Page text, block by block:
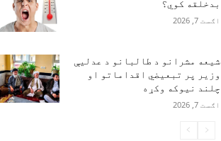
بدخلقه کوي؟
اګست 7, 2026
شیعه مشرانو د طالبانو د عدلیې
وزیر پر تبعیضي اقداماتو او
چلند نیوکه وکړه
اګست 7, 2026